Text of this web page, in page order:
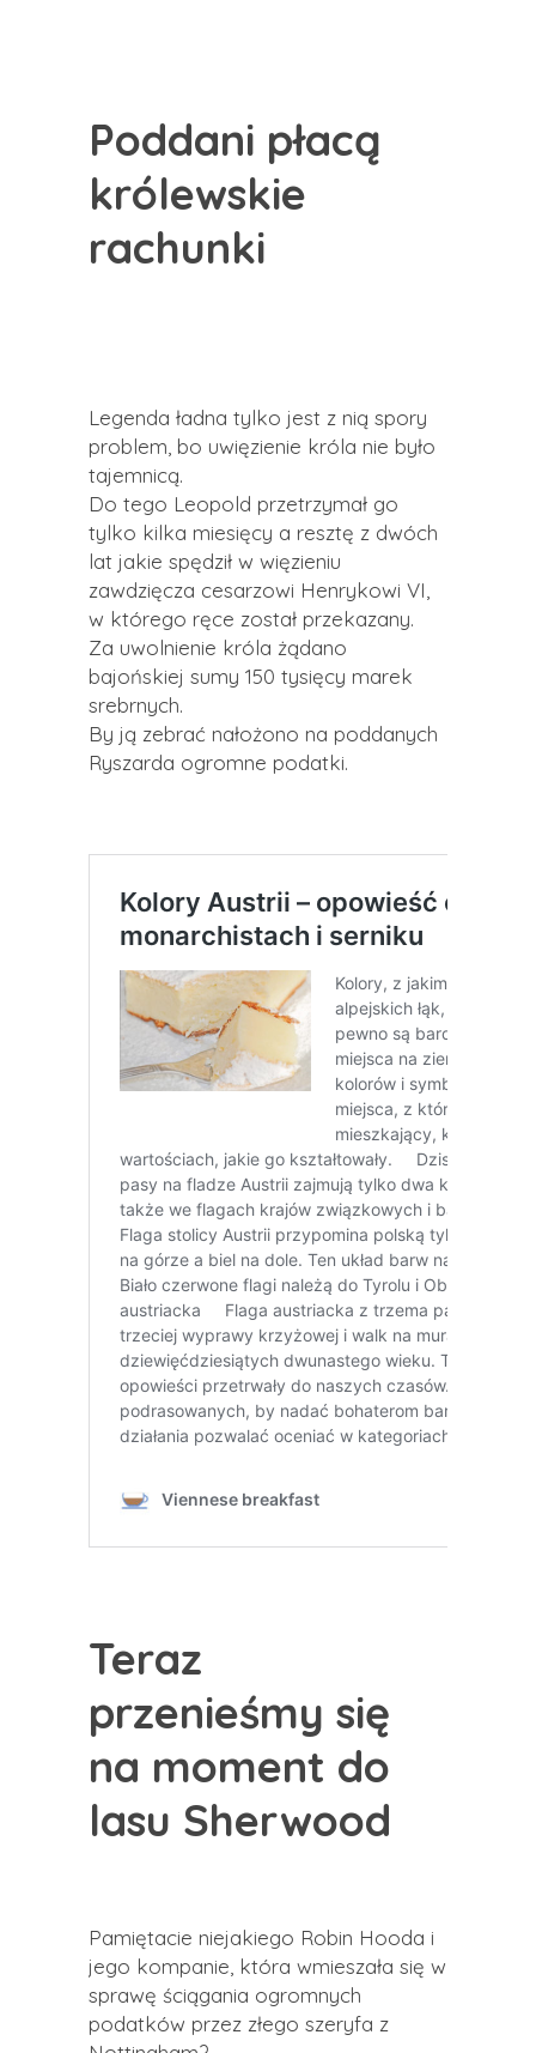
Poddani płacą
królewskie
rachunki
Legenda ładna tylko jest z nią spory
problem, bo uwięzienie króla nie było
tajemnicą.
Do tego Leopold przetrzymał go
tylko kilka miesięcy a resztę z dwóch
lat jakie spędził w więzieniu
zawdzięcza cesarzowi Henrykowi VI,
w którego ręce został przekazany.
Za uwolnienie króla żądano
bajońskiej sumy 150 tysięcy marek
srebrnych.
By ją zebrać nałożono na poddanych
Ryszarda ogromne podatki.
Teraz
przenieśmy się
na moment do
lasu Sherwood
Pamiętacie niejakiego Robin Hooda i
jego kompanie, która wmieszała się w
sprawę ściągania ogromnych
podatków przez złego szeryfa z